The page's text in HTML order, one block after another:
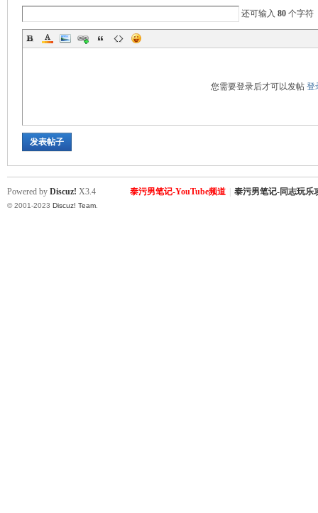
Gb
还可输入 80个字符
您需要登录后才可以发帖登
发表帖子
泰污男笔记-YouTube频道 泰污男笔记-同志玩乐
Powered by Discuz! X3.4
© 2001-2023 Discuz! Team.